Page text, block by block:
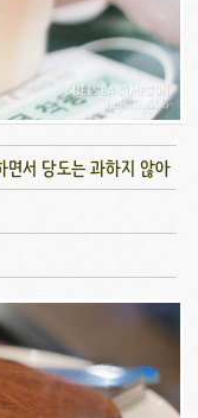
면서 당도는 과하지 않아